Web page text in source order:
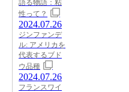
語る物語：粘
性って？
2024.07.26
ジンファンデ
ル: アメリカを
代表するブド
ウ品種
2024.07.26
フランスワイ